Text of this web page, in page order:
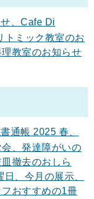
、Cafe Di
トミック教室のお
教室のお知らせ
通帳 2025 春、
、発達障がいの
撤去のおしら
、今月の展示、
おすすめの1冊